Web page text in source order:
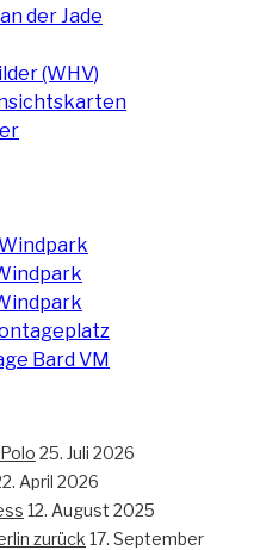
der Jade
(WHV)
Bard VM
25. Juli 2026
April 2026
12. August 2025
zurück 17. September